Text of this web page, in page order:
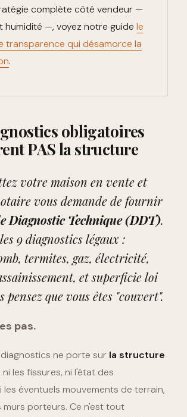
complète côté vendeur —
humidité —, voyez notre guide le
transparence qui désamorce la
.
obligatoires
PAS la structure
votre maison en vente et
vous demande de fournir
Diagnostic Technique (DDT).
9 diagnostics légaux :
termites, gaz, électricité,
et superficie loi
pensez que vous êtes "couvert".
pas.
ne porte sur la structure
: ni les fissures, ni l'état des
les éventuels mouvements de terrain,
murs porteurs. Ce n'est tout